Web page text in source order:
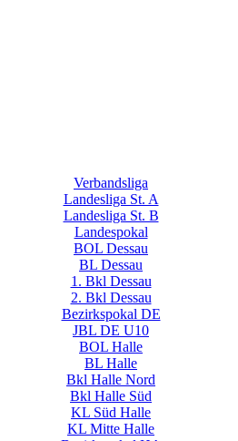
Verbandsliga
Landesliga St. A
Landesliga St. B
Landespokal
BOL Dessau
BL Dessau
1. Bkl Dessau
2. Bkl Dessau
Bezirkspokal DE
JBL DE U10
BOL Halle
BL Halle
Bkl Halle Nord
Bkl Halle Süd
KL Süd Halle
KL Mitte Halle